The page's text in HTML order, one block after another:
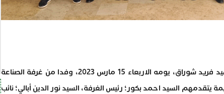
استقبل عامل اقليم الحسيمة؛ السيد فريد شوراق، يومه الاربعاء 15 مارس 2023، وفدا من غرفة الصناعة
يتقدمهم السيد احمد بكور؛ رئيس الغرفة، السيد نور الدين أبالي؛ نائب